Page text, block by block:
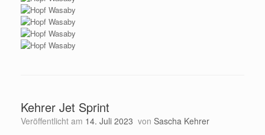
Kehrer Jet Sprint
Veröffentlicht am 14. Juli 2023 von Sascha Kehrer